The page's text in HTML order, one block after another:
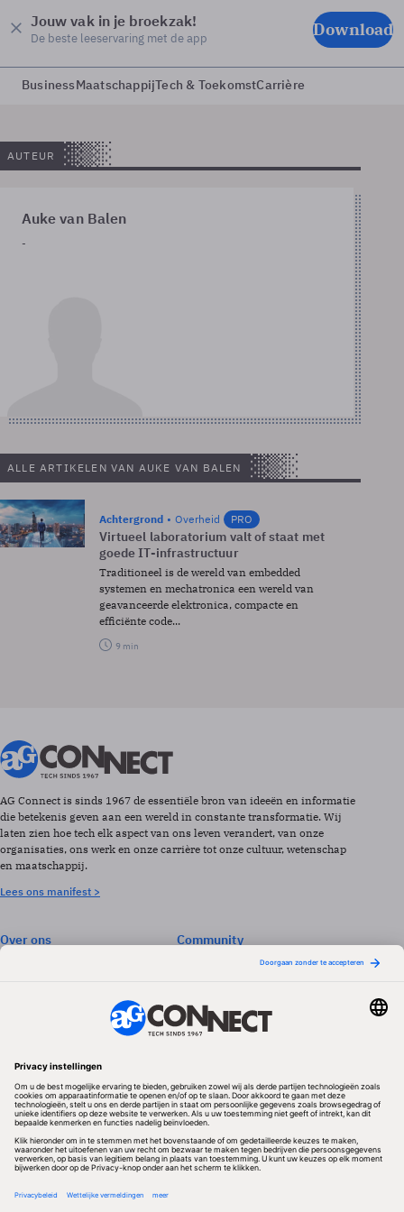
Jouw vak in je broekzak!
De beste leeservaring met de app Download
BusinessMaatschappijTech & ToekomstCarrière
AUTEUR
Auke van Balen
-
ALLE ARTIKELEN VAN AUKE VAN BALEN
Achtergrond Overheid PRO
Virtueel laboratorium valt of staat met
goede IT-infrastructuur
Traditioneel is de wereld van embedded
systemen en mechatronica een wereld van
geavanceerde elektronica, compacte en
efficiënte code...
9 min
AG Connect is sinds 1967 de essentiële bron van ideeën en informatie
die betekenis geven aan een wereld in constante transformatie. Wij
laten zien hoe tech elk aspect van ons leven verandert, van onze
organisaties, ons werk en onze carrière tot onze cultuur, wetenschap
en maatschappij.
Lees ons manifest >
Over ons
Privacyinstellingen
Community
Events & Opleidingen
Vacatures
Whitepapers
Volg ons